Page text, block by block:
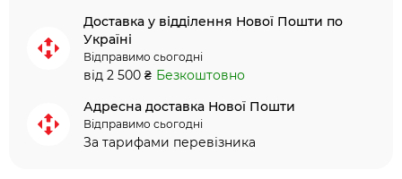
Доставка у відділення Нової Пошти по
Україні
Відправимо сьогодні
від 2 500 ₴ Безкоштовно
Адресна доставка Нової Пошти
Відправимо сьогодні
За тарифами перевізника